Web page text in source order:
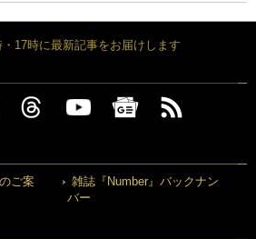
17時に最新記事をお届けします
ご案
雑誌『Number』バックナン
バー